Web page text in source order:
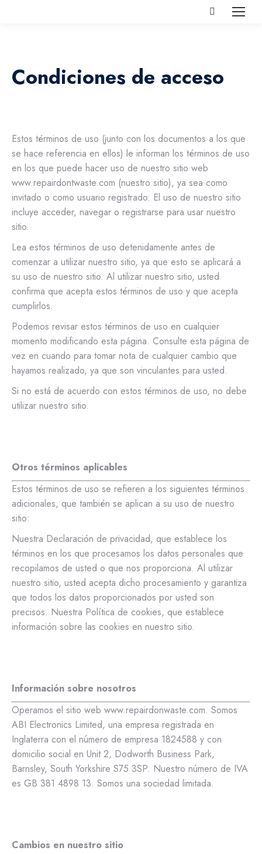
Buscar:
Condiciones de acceso
Estos términos de uso (junto con los documentos a los que
se hace referencia en ellos) le informan los términos de uso
en los que puede hacer uso de nuestro sitio web
www.repairdontwaste.com (nuestro sitio), ya sea como
invitado o como usuario registrado. El uso de nuestro sitio
incluye acceder, navegar o registrarse para usar nuestro
sitio.
Lea estos términos de uso detenidamente antes de
comenzar a utilizar nuestro sitio, ya que esto se aplicará a
su uso de nuestro sitio. Al utilizar nuestro sitio, usted
confirma que acepta estos términos de uso y que acepta
cumplirlos.
Podemos revisar estos términos de uso en cualquier
momento modificando esta página. Consulte esta página de
vez en cuando para tomar nota de cualquier cambio que
hayamos realizado, ya que son vinculantes para usted.
Si no está de acuerdo con estos términos de uso, no debe
utilizar nuestro sitio.
Otros términos aplicables
Estos términos de uso se refieren a los siguientes términos
adicionales, que también se aplican a su uso de nuestro
sitio:
Nuestra Declaración de privacidad, que establece los
términos en los que procesamos los datos personales que
recopilamos de usted o que nos proporciona. Al utilizar
nuestro sitio, usted acepta dicho procesamiento y garantiza
que todos los datos proporcionados por usted son
precisos. Nuestra Política de cookies, que establece
información sobre las cookies en nuestro sitio.
Información sobre nosotros
Operamos el sitio web www.repairdonwaste.com. Somos
ABI Electronics Limited, una empresa registrada en
Inglaterra con el número de empresa 1824588 y con
domicilio social en Unit 2, Dodworth Business Park,
Barnsley, South Yorkshire S75 3SP. Nuestro número de IVA
es GB 381 4898 13. Somos una sociedad limitada.
Cambios en nuestro sitio